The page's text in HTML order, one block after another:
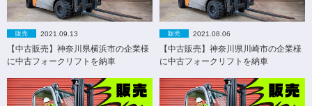
販売 2021.09.13
【中古販売】神奈川県横浜市の企業様
に中古フォークリフトを納車
販売 2021.08.06
【中古販売】神奈川県川崎市の企業様
に中古フォークリフトを納車